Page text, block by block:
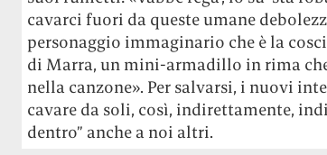
cavarci fuori da queste umane
personaggio immaginario che è la
di Marra, un mini-armadillo in rima
nella canzone». Per salvarsi, i nuovi
cavare da soli, così, indirettamente,
dentro” anche a noi altri.